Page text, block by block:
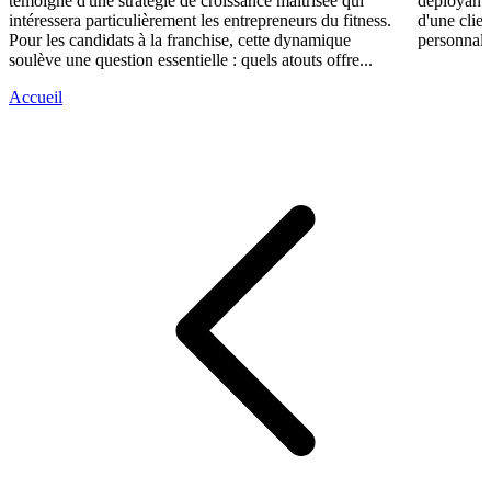
intéressera particulièrement les entrepreneurs du fitness.
Pour les candidats à la franchise, cette dynamique
soulève une question essentielle : quels atouts offre...
d'une
Accueil